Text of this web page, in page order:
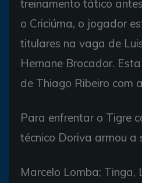
treinamento tático
o Criciúma, o jogador
titulares na vaga de
Hernane Brocador.
de Thiago Ribeiro com
Para enfrentar o Tigre
técnico Doriva armou a
Marcelo Lomba; Tinga,